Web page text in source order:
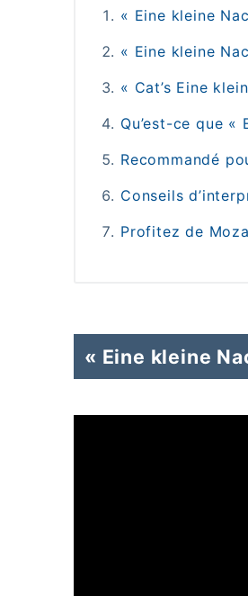
« Eine kleine
« Eine kleine
« Cat’s Eine
Qu’est-ce que «
Recommandé
Conseils
Profitez de
« Eine kleine